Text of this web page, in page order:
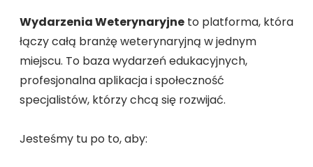
Wydarzenia Weterynaryjneto platforma, która
łączy całą branżę weterynaryjną w jednym
miejscu. To baza wydarzeń edukacyjnych,
profesjonalna aplikacja i społeczność
specjalistów, którzy chcą się rozwijać.
Jesteśmy tu po to, aby: